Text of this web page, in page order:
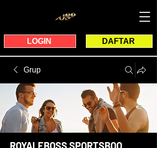
LOGIN DAFTAR
Grup
ROYALEBOSS SPORTSBOO